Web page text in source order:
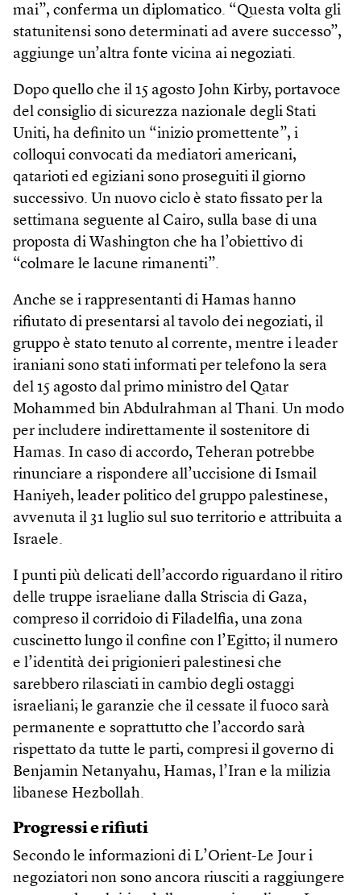
mai”, conferma un diplomatico. “Questa volta gli
statunitensi sono determinati ad avere successo”,
aggiunge un’altra fonte vicina ai negoziati.
Dopo quello che il 15 agosto John Kirby, portavoce
del consiglio di sicurezza nazionale degli Stati
Uniti, ha definito un “inizio promettente”, i
colloqui convocati da mediatori americani,
qatarioti ed egiziani sono proseguiti il giorno
successivo. Un nuovo ciclo è stato fissato per la
settimana seguente al Cairo, sulla base di una
proposta di Washington che ha l’obiettivo di
“colmare le lacune rimanenti”.
Anche se i rappresentanti di Hamas hanno
rifiutato di presentarsi al tavolo dei negoziati, il
gruppo è stato tenuto al corrente, mentre i leader
iraniani sono stati informati per telefono la sera
del 15 agosto dal primo ministro del Qatar
Mohammed bin Abdulrahman al Thani. Un modo
per includere indirettamente il sostenitore di
Hamas. In caso di accordo, Teheran potrebbe
rinunciare a rispondere all’uccisione di Ismail
Haniyeh, leader politico del gruppo palestinese,
avvenuta il 31 luglio sul suo territorio e attribuita a
Israele.
I punti più delicati dell’accordo riguardano il ritiro
delle truppe israeliane dalla Striscia di Gaza,
compreso il corridoio di Filadelfia, una zona
cuscinetto lungo il confine con l’Egitto; il numero
e l’identità dei prigionieri palestinesi che
sarebbero rilasciati in cambio degli ostaggi
israeliani; le garanzie che il cessate il fuoco sarà
permanente e soprattutto che l’accordo sarà
rispettato da tutte le parti, compresi il governo di
Benjamin Netanyahu, Hamas, l’Iran e la milizia
libanese Hezbollah.
Progressi e rifiuti
Secondo le informazioni di L’Orient-Le Jour i
negoziatori non sono ancora riusciti a raggiungere